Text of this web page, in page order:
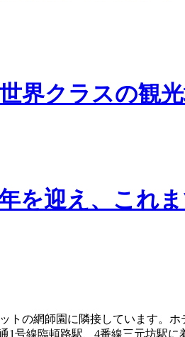
界クラスの観
を迎え、これ
トの網師園に隣接しています。
号線臨頓路駅、4番線三元坊駅に